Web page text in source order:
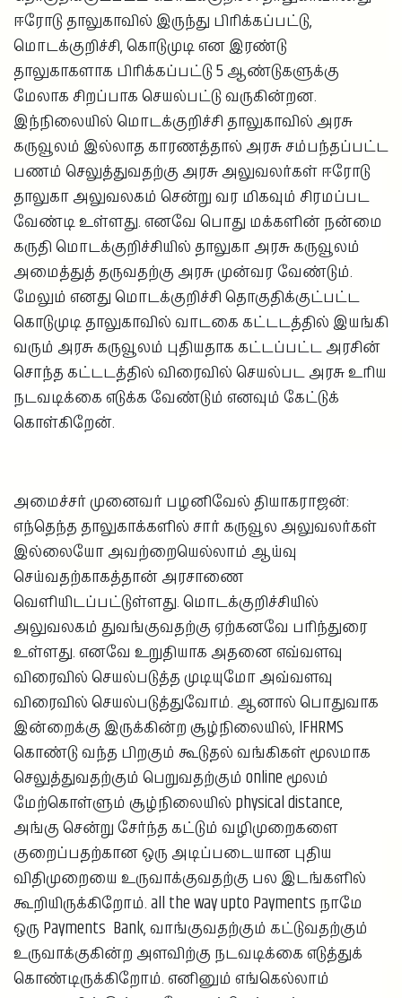
ஈரோடு தாலுகாவில் இருந்து பிரிக்கப்பட்டு,
மொடக்குறிச்சி, கொடுமுடி என இரண்டு
தாலுகாகளாக பிரிக்கப்பட்டு 5 ஆண்டுகளுக்கு
மேலாக சிறப்பாக செயல்பட்டு வருகின்றன.
இந்நிலையில் மொடக்குறிச்சி தாலுகாவில் அரசு
கருவூலம் இல்லாத காரணத்தால் அரசு சம்பந்தப்பட்ட
பணம் செலுத்துவதற்கு அரசு அலுவலர்கள் ஈரோடு
தாலுகா அலுவலகம் சென்று வர மிகவும் சிரமப்பட
வேண்டி உள்ளது. எனவே பொது மக்களின் நன்மை
கருதி மொடக்குறிச்சியில் தாலுகா அரசு கருவூலம்
அமைத்துத் தருவதற்கு அரசு முன்வர வேண்டும்.
மேலும் எனது மொடக்குறிச்சி தொகுதிக்குட்பட்ட
கொடுமுடி தாலுகாவில் வாடகை கட்டடத்தில் இயங்கி
வரும் அரசு கருவூலம் புதியதாக கட்டப்பட்ட அரசின்
சொந்த கட்டடத்தில் விரைவில் செயல்பட அரசு உரிய
நடவடிக்கை எடுக்க வேண்டும் எனவும் கேட்டுக்
கொள்கிறேன்.
அமைச்சர் முனைவர் பழனிவேல் தியாகராஜன்:
எந்தெந்த தாலுகாக்களில் சார் கருவூல அலுவலர்கள்
இல்லையோ அவற்றையெல்லாம் ஆய்வு
செய்வதற்காகத்தான் அரசாணை
வெளியிடப்பட்டுள்ளது. மொடக்குறிச்சியில்
அலுவலகம் துவங்குவதற்கு ஏற்கனவே பரிந்துரை
உள்ளது. எனவே உறுதியாக அதனை எவ்வளவு
விரைவில் செயல்படுத்த முடியுமோ அவ்வளவு
விரைவில் செயல்படுத்துவோம். ஆனால் பொதுவாக
இன்றைக்கு இருக்கின்ற சூழ்நிலையில், IFHRMS
கொண்டு வந்த பிறகும் கூடுதல் வங்கிகள் மூலமாக
செலுத்துவதற்கும் பெறுவதற்கும் online மூலம்
மேற்கொள்ளும் சூழ்நிலையில் physical distance,
அங்கு சென்று சேர்ந்த கட்டும் வழிமுறைகளை
குறைப்பதற்கான ஒரு அடிப்படையான புதிய
விதிமுறையை உருவாக்குவதற்கு பல இடங்களில்
கூறியிருக்கிறோம். all the way upto Payments நாமே
ஒரு Payments Bank, வாங்குவதற்கும் கட்டுவதற்கும்
உருவாக்குகின்ற அளவிற்கு நடவடிக்கை எடுத்துக்
கொண்டிருக்கிறோம். எனினும் எங்கெல்லாம்